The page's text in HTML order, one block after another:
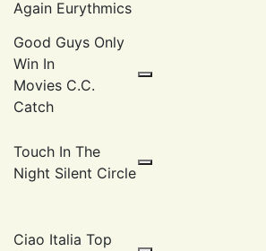
Again Eurythmics
Good Guys Only
Win In
Movies C.C.
Catch
Touch In The
Night Silent Circle
Ciao Italia Top